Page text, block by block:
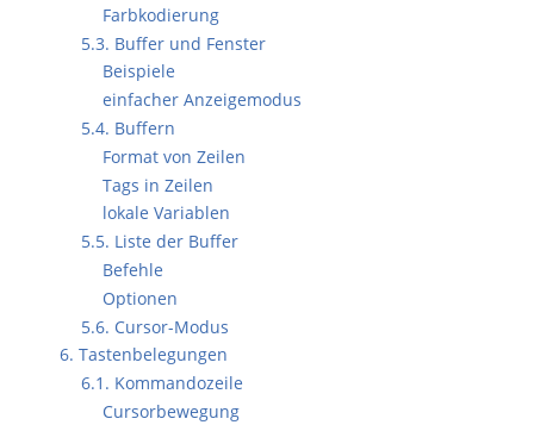
Farbkodierung
5.3. Buffer und Fenster
Beispiele
einfacher Anzeigemodus
5.4. Buffern
Format von Zeilen
Tags in Zeilen
lokale Variablen
5.5. Liste der Buffer
Befehle
Optionen
5.6. Cursor-Modus
6. Tastenbelegungen
6.1. Kommandozeile
Cursorbewegung